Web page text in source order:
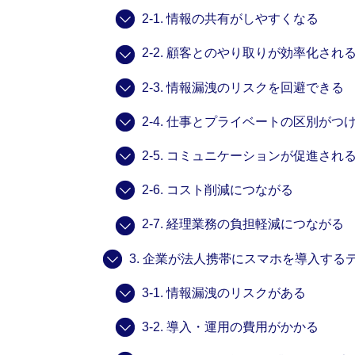
2-1. 情報の共有がしやすくなる
2-2. 顧客とのやり取りが効率化される
2-3. 情報漏洩のリスクを回避できる
2-4. 仕事とプライベートの区別がつ
2-5. コミュニケーションが促進される
2-6. コスト削減につながる
2-7. 経理業務の負担軽減につながる
3. 企業が法人携帯にスマホを導入する
3-1. 情報漏洩のリスクがある
3-2. 導入・運用の費用がかかる